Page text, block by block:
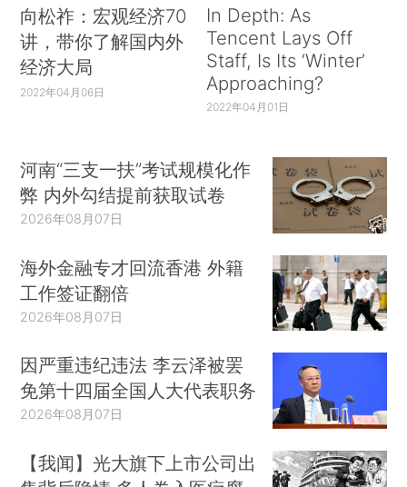
向松祚：宏观经济70
讲，带你了解国内外
经济大局
2022年04月06日
In Depth: As
Tencent Lays Off
Staff, Is Its ‘Winter’
Approaching?
2022年04月01日
河南“三支一扶”考试规模化作
弊 内外勾结提前获取试卷
2026年08月07日
海外金融专才回流香港 外籍
工作签证翻倍
2026年08月07日
因严重违纪违法 李云泽被罢
免第十四届全国人大代表职务
2026年08月07日
【我闻】光大旗下上市公司出